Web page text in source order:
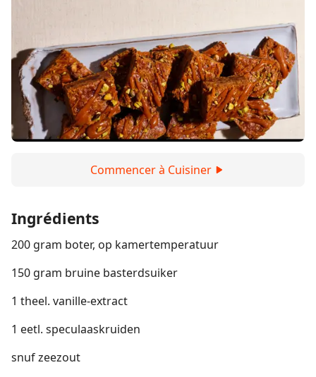
Commencer à Cuisiner
Ingrédients
200 gram boter, op kamertemperatuur
150 gram bruine basterdsuiker
1 theel. vanille-extract
1 eetl. speculaaskruiden
snuf zeezout